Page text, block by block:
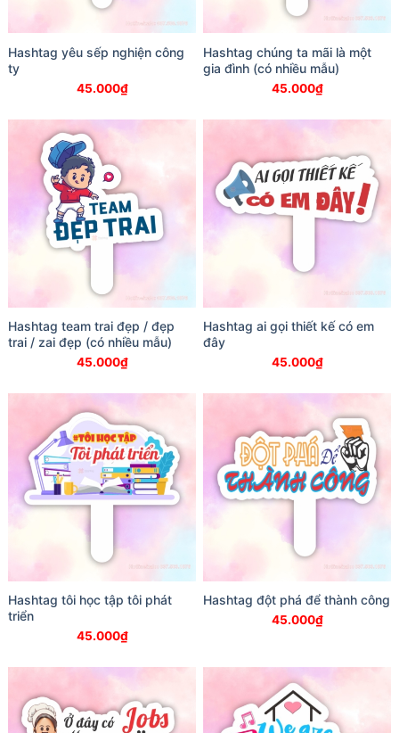
Hashtag yêu sếp nghiện công
ty
45.000₫
Hashtag chúng ta mãi là một
gia đình (có nhiều mẫu)
45.000₫
Hashtag team trai đẹp / đẹp
trai / zai đẹp (có nhiều mẫu)
45.000₫
Hashtag ai gọi thiết kế có em
đây
45.000₫
Hashtag tôi học tập tôi phát
triển
45.000₫
Hashtag đột phá để thành công
45.000₫